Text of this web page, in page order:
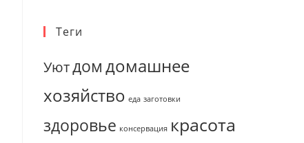
Теги
Уютдомдомашнее
хозяйство еда заготовки
здоровье консервация красота